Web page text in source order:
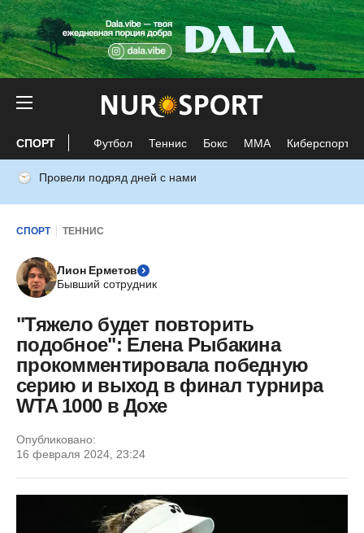
СПОРТ Футбол Теннис Бокс ММА Киберспорт
Провели подряд дней с нами
СПОРТ ТЕННИС
Лион Ерметов
Бывший сотрудник
"Тяжело будет повторить
подобное": Елена Рыбакина
прокомментировала победную
серию и выход в финал турнира
WTA 1000 в Дохе
Опубликовано:
16 февраля 2024, 23:24